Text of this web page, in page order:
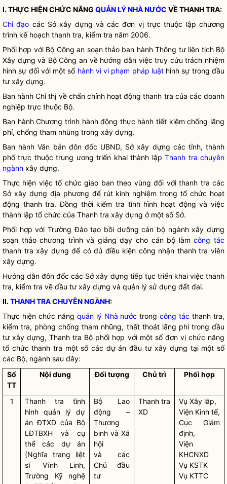
I. THỰC HIỆN CHỨC NĂNG QUẢN LÝ NHÀ NƯỚC VỀ THANH TRA:
Chỉ đạo các Sở xây dựng và các đơn vị trực thuộc lập chương
trình kế hoạch thanh tra, kiểm tra năm 2006.
Phối hợp với Bộ Công an soạn thảo ban hành Thông tư liên tịch Bộ
Xây dựng và Bộ Công an về hướng dẫn việc truy cứu trách nhiệm
hình sự đối với một số hành vi vi phạm pháp luậthình sự trong đầu
tư xây dựng.
Ban hành Chỉ thị về chấn chỉnh hoạt động thanh tra của các doanh
nghiệp trực thuộc Bộ.
Ban hành Chương trình hành động thực hành tiết kiệm chống lãng
phí, chống tham nhũng trong xây dựng.
Ban hành Văn bản đôn đốc UBND, Sở xây dựng các tỉnh, thành
phố trực thuộc trung ương triển khai thành lậpThanh tra chuyên
ngành xây dựng.
Thực hiện việc tổ chức giao ban theo vùng đối với thanh tra các
Sở xây dựng địa phương để rút kinh nghiệm trong tổ chức hoạt
động thanh tra. Đồng thời kiểm tra tình hình hoạt động và việc
thành lập tổ chức của Thanh tra xây dựng ở một số Sở.
Phối hợp với Trường Đào tạo bồi dưỡng cán bộ ngành xây dựng
soạn thảo chương trình và giảng dạy cho cán bộ làmcông tác
thanh tra xây dựng để có đủ điều kiện công nhận thanh tra viên
xây dựng.
Hướng dẫn đôn đốc các Sở xây dựng tiếp tục triển khai việc thanh
tra, kiểm tra về đầu tư xây dựng và quản lý sử dụng đất đai.
II.THANH TRA CHUYÊN NGÀNH:
Thực hiện chức năng quản lý Nhà nước trongcông tác thanh tra,
kiểm tra, phòng chống tham nhũng, thất thoát lãng phí trong đầu
tư xây dựng, Thanh tra Bộ phối hợp với một số đơn vị chức năng
tổ chức thanh tra một số các dự án đầu tư xây dựng tại một số
các Bộ, ngành sau đây:
Số
TT
Nội dung Đối tượng Chủ trì Phối hợp
1
Thanh tra tình
hình quản lý dự
án ĐTXD của Bộ
LĐTBXH và cụ
thể các dự án
(Nghĩa trang liệt
sĩ Vĩnh Linh,
Trường Kỹ nghệ
Bộ Lao
động –
Thương
binh và Xã
hội
và các
Chủ đầu
tư
Thanh tra
XD
Vụ Xây lắp,
Viện Kinh tế,
Cục Giám
định,
Viện
KHCNXD
Vụ KSTK
Vụ KTTC